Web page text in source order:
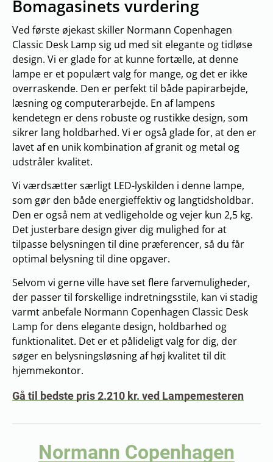
Bomagasinets vurdering
Ved første øjekast skiller Normann Copenhagen
Classic Desk Lamp sig ud med sit elegante og tidløse
design. Vi er glade for at kunne fortælle, at denne
lampe er et populært valg for mange, og det er ikke
overraskende. Den er perfekt til både papirarbejde,
læsning og computerarbejde. En af lampens
kendetegn er dens robuste og rustikke design, som
sikrer lang holdbarhed. Vi er også glade for, at den er
lavet af en unik kombination af granit og metal og
udstråler kvalitet.
Vi værdsætter særligt LED-lyskilden i denne lampe,
som gør den både energieffektiv og langtidsholdbar.
Den er også nem at vedligeholde og vejer kun 2,5 kg.
Det justerbare design giver dig mulighed for at
tilpasse belysningen til dine præferencer, så du får
optimal belysning til dine opgaver.
Selvom vi gerne ville have set flere farvemuligheder,
der passer til forskellige indretningsstile, kan vi stadig
varmt anbefale Normann Copenhagen Classic Desk
Lamp for dens elegante design, holdbarhed og
funktionalitet. Det er et pålideligt valg for dig, der
søger en belysningsløsning af høj kvalitet til dit
hjemmekontor.
Gå til bedste pris 2.210 kr. ved Lampemesteren
Normann Copenhagen